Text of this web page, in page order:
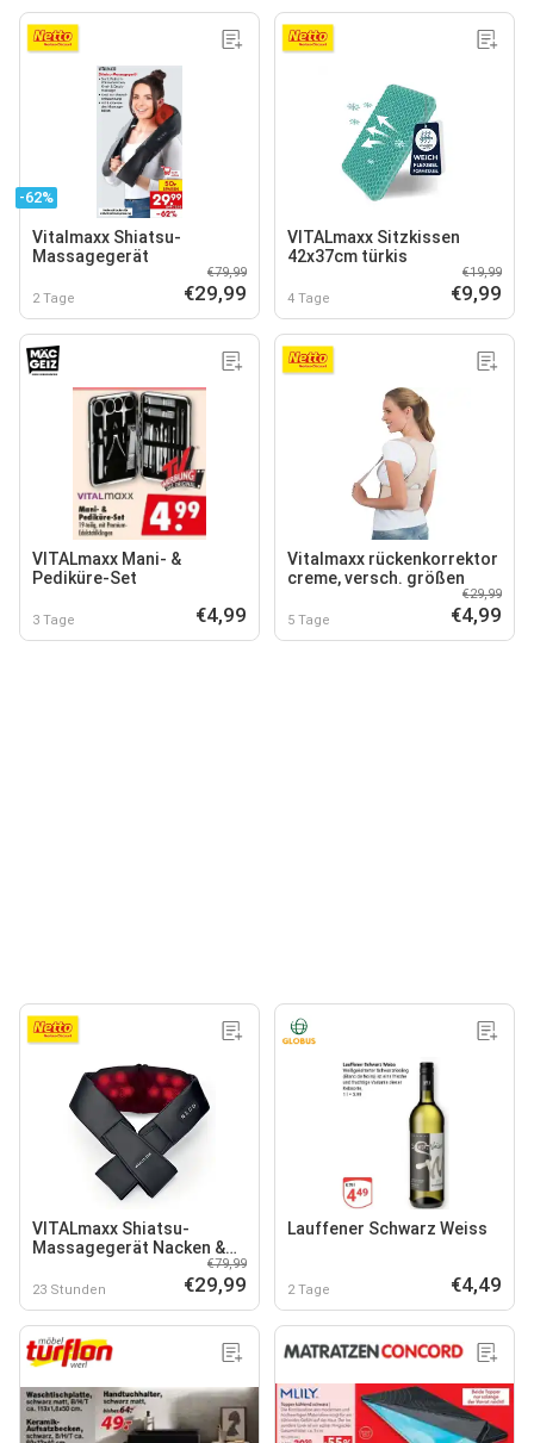
-62%
Vitalmaxx Shiatsu-
Massagegerät
2 Tage
€79,99
€29,99
VITALmaxx Sitzkissen
42x37cm türkis
4 Tage
€19,99
€9,99
VITALmaxx Mani- &
Pediküre-Set
3 Tage €4,99
Vitalmaxx rückenkorrektor
creme, versch. größen
5 Tage
€29,99
€4,99
VITALmaxx Shiatsu-
Massagegerät Nacken &
23 Stunden
€79,99
€29,99
Lauffener Schwarz Weiss
2 Tage €4,49